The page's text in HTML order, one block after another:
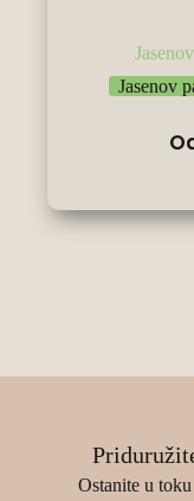
Jasenov
варијанти.
Опције
Ostanite u